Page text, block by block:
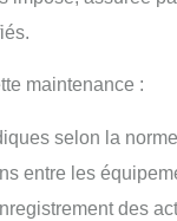
maintenance :
selon la
entre les
des